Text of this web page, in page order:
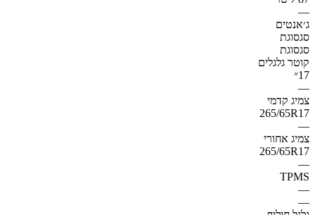
—
ג׳אנטים
סגסוגת
סגסוגת
קוטר גלגלים
17״
—
צמיג קדמי
265/65R17
—
צמיג אחורי
265/65R17
—
TPMS
—
—